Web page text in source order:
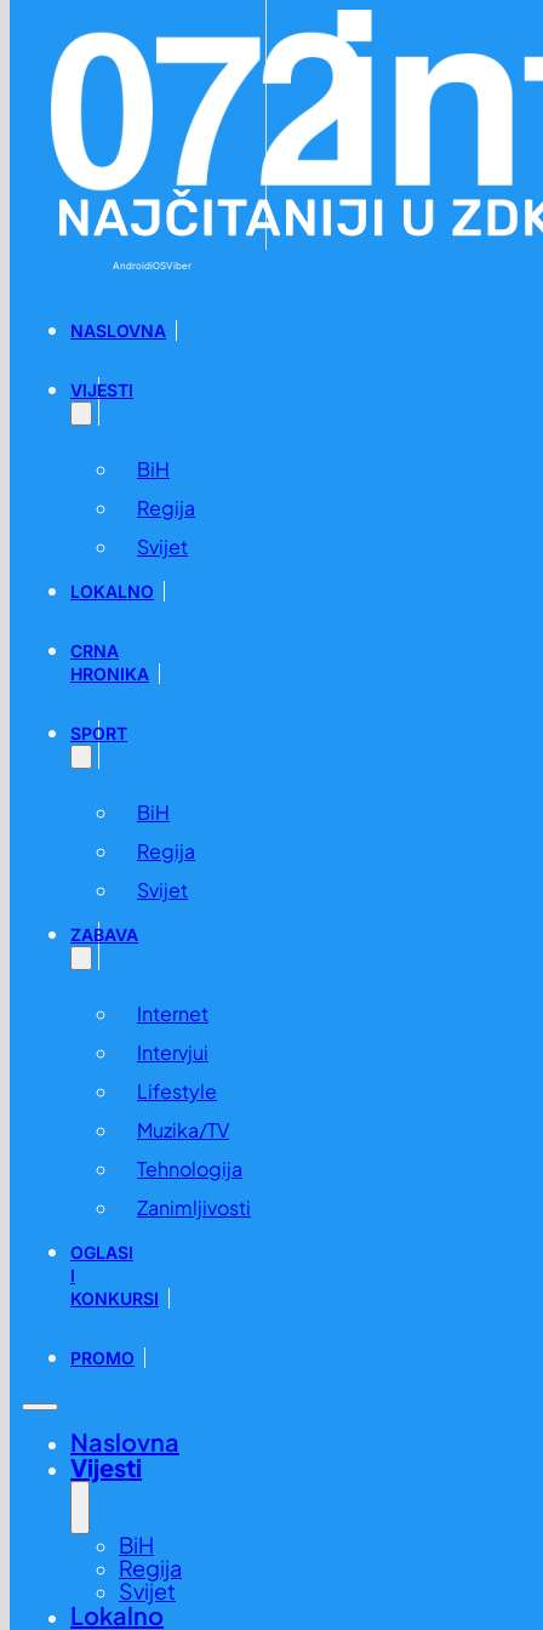
AndroidiOSViber
NASLOVNA
VIJESTI
BiH
Regija
Svijet
LOKALNO
CRNA
HRONIKA
SPORT
BiH
Regija
Svijet
ZABAVA
Internet
Intervjui
Lifestyle
Muzika/TV
Tehnologija
Zanimljivosti
OGLASI
I
KONKURSI
PROMO
Naslovna
Vijesti
BiH
Regija
Svijet
Lokalno